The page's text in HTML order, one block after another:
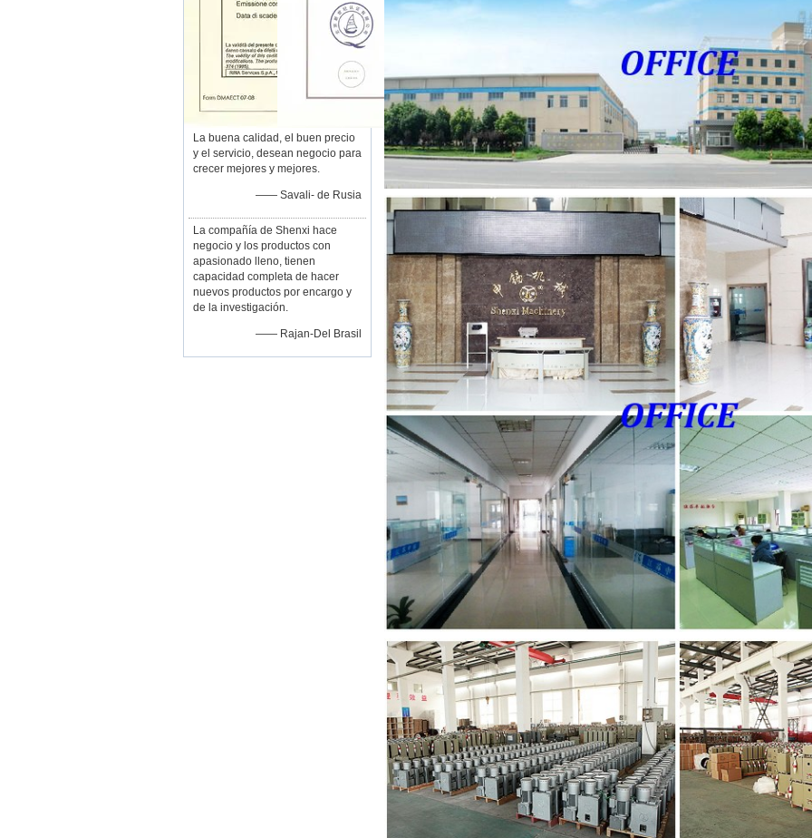
La buena calidad, el buen precio
y el servicio, desean negocio para
crecer mejores y mejores.
—— Savali- de Rusia
La compañía de Shenxi hace
negocio y los productos con
apasionado lleno, tienen
capacidad completa de hacer
nuevos productos por encargo y
de la investigación.
—— Rajan-Del Brasil